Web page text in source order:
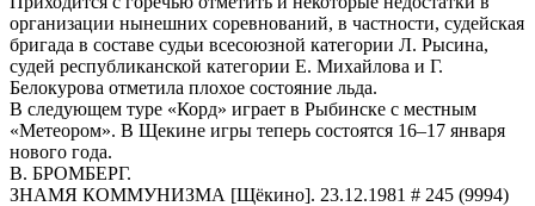
организации нынешних соревнований, в частности, судейская
бригада в составе судьи всесоюзной категории Л. Рысина,
судей республиканской категории Е. Михайлова и Г.
Белокурова отметила плохое состояние льда.
В следующем туре «Корд» играет в Рыбинске с местным
«Метеором». В Щекине игры теперь состоятся 16–17 января
нового года.
В. БРОМБЕРГ.
ЗНАМЯ КОММУНИЗМА [Щёкино]. 23.12.1981 # 245 (9994)